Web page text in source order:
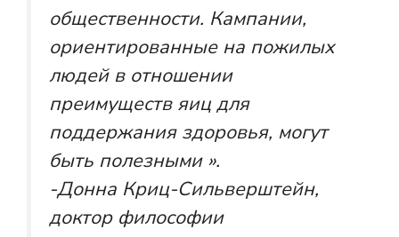
общественности. Кампании,
ориентированные на пожилых
людей в отношении
преимуществ яиц для
поддержания здоровья, могут
быть полезными ».
-Донна Криц-Сильверштейн,
доктор философии